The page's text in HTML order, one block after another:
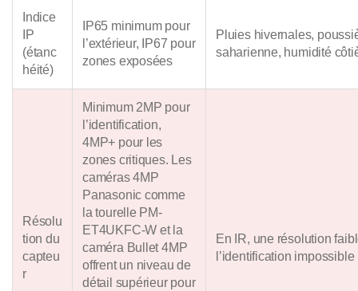
Indice
IP
(étanc
héité)
IP65 minimum pour
l’extérieur, IP67 pour
zones exposées
Pluies hivernales,
saharienne, humidité
Résolu
tion du
capteu
r
Minimum 2MP pour
l’identification,
4MP+ pour les
zones critiques. Les
caméras 4MP
Panasonic comme
la tourelle PM-
ET4UKFC-W et la
caméra Bullet 4MP
offrent un niveau de
détail supérieur pour
En IR, une résolution
l’identification impossible